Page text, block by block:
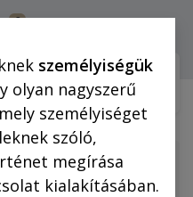
0
(mobilra)
személyiségük
olyan nagyszerű
személyiséget
szóló,
megírása
kialakításában.